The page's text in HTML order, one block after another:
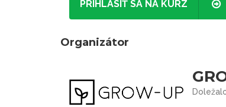
PRIHLÁSIŤ SA NA KURZ
Organizátor